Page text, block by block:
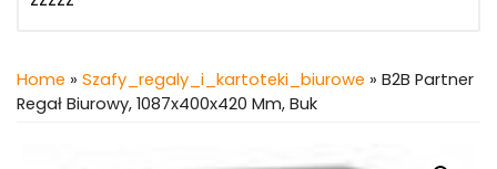
Home » Szafy_regaly_i_kartoteki_biurowe » B2B Partner
Regał Biurowy, 1087x400x420 Mm, Buk